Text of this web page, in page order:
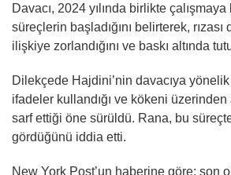
Davacı, 2024 yılında birlikte
süreçlerin başladığını belirterek, rızası
ilişkiye zorlandığını ve baskı altında
Dilekçede Hajdini’nin davacıya
ifadeler kullandığı ve kökeni üzerinden
sarf ettiği öne sürüldü. Rana, bu
gördüğünü iddia etti.
New York Post’un haberine göre; son